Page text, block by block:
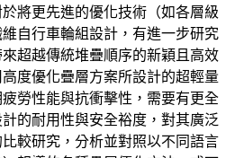
將更先進的優化技術（如各層級
自行車輪組設計，有進一步研究
超越傳統堆疊順序的新穎且高效
度優化疊層方案所設計的超輕量
勞性能與抗衝擊性，需要有更全
的耐用性與安全裕度，對其廣泛
較研究，分析並對照以不同語言